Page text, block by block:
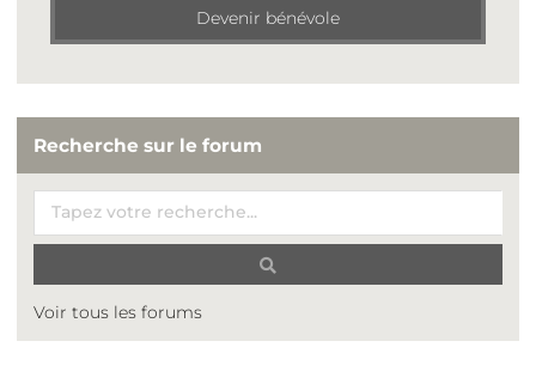
Devenir bénévole
Recherche sur le forum
Voir tous les forums